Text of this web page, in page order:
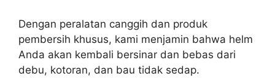
Dengan peralatan canggih dan produk
pembersih khusus, kami menjamin bahwa helm
Anda akan kembali bersinar dan bebas dari
debu, kotoran, dan bau tidak sedap.